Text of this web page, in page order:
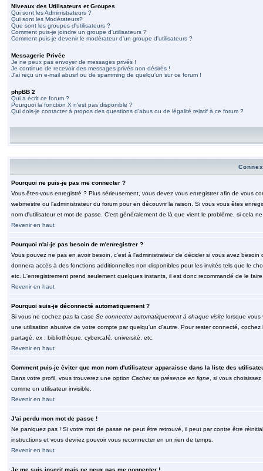
Niveaux des Utilisateurs et Groupes
Qui sont les Administrateurs ?
Qui sont les Modérateurs?
Que sont les groupes d'utilisateurs ?
Comment puis-je joindre un groupe d'utilisateurs ?
Comment puis-je devenir le modérateur d'un groupe d'utilisateurs ?
Messagerie Privée
Je ne peux pas envoyer de messages privés !
Je continue de recevoir des messages privés non-désirés !
J'ai reçu un e-mail abusif ou de spamming de quelqu'un sur ce forum !
phpBB 2
Qui a écrit ce forum ?
Pourquoi la fonction X n'est pas disponible ?
Qui dois-je contacter à propos des questions d'abus ou de légalité relatif à ce forum ?
Pourquoi ne puis-je pas me connecter ?
Vous êtes-vous enregistré ? Plus sérieusement, vous devez vous enregistrer afin de vous
webmestre ou l'administrateur du forum pour en découvrir la raison. Si vous vous êtes
nom d'utilisateur et mot de passe. C'est généralement de là que vient le problème, si cela
Revenir en haut
Pourquoi n'ai-je pas besoin de m'enregistrer ?
Vous pouvez ne pas en avoir besoin, c'est à l'administrateur de décider si vous avez
donnera accès à des fonctions additionnelles non-disponibles pour les invités tels que le
etc. L'enregistrement prend seulement quelques instants, il est donc recommandé de le
Revenir en haut
Pourquoi suis-je déconnecté automatiquement ?
Si vous ne cochez pas la case Se connecter automatiquement à chaque visitelorsque vous
une utilisation abusive de votre compte par quelqu'un d'autre. Pour rester connecté,
partagé, ex : bibliothèque, cybercafé, université, etc.
Revenir en haut
Comment puis-je éviter que mon nom d'utilisateur apparaisse dans la liste des
Dans votre profil, vous trouverez une option Cacher sa présence en ligne, si vous choisissez
comme un utilisateur invisible.
Revenir en haut
J'ai perdu mon mot de passe !
Ne paniquez pas ! Si votre mot de passe ne peut être retrouvé, il peut par contre être
instructions et vous devriez pouvoir vous reconnecter en un rien de temps.
Revenir en haut
Je me suis inscrit mais ne peux pas me connecter !